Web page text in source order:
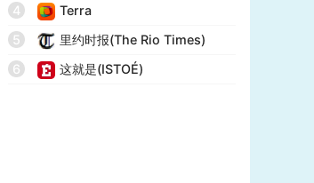
4
Terra
5
里约时报(The Rio Times)
6
这就是(ISTOÉ)